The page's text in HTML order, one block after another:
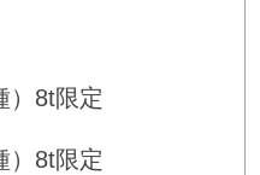
）8t限定
）8t限定